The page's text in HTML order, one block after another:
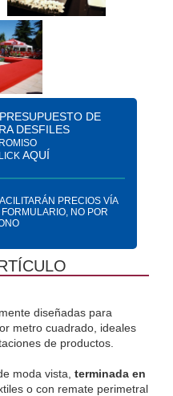
DE
DESFILES
AQUÍ
PRECIOS VÍA
NO POR
diseñadas para
metro cuadrado, ideales
de productos.
moda vista, terminada en
o con remate perimetral